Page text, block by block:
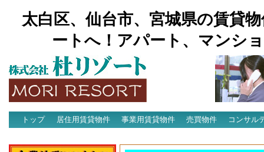
太白区、仙台市、宮城県の賃貸
ートへ！アパート、マンシ
トップ 居住用賃貸物件 事業用賃貸物件 売買物件
コンサル